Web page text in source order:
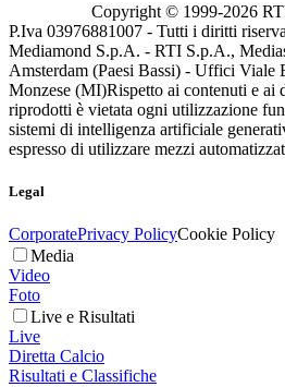
Copyright © 1999-2026
P.Iva 03976881007 - Tutti i diritti
Mediamond S.p.A. - RTI S.p.A.,
Amsterdam (Paesi Bassi) - Uffici Viale
Monzese (MI)Rispetto ai contenuti e ai
riprodotti è vietata ogni utilizzazione
sistemi di intelligenza artificiale
espresso di utilizzare mezzi
Legal
CorporatePrivacy PolicyCookie Policy
Media
Video
Foto
Live e Risultati
Live
Diretta Calcio
Risultati e Classifiche